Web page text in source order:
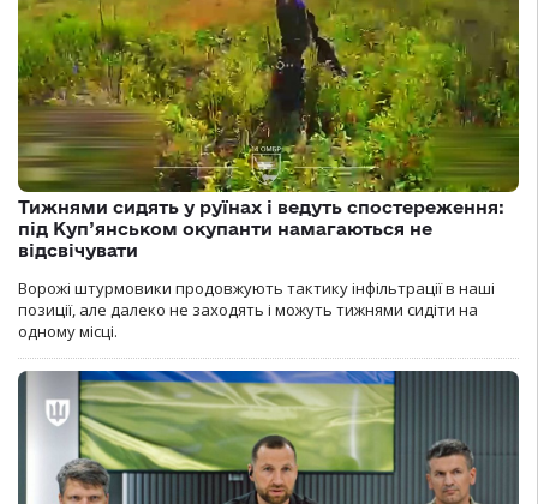
Тижнями сидять у руїнах і ведуть спостереження:
під Куп’янськом окупанти намагаються не
відсвічувати
Ворожі штурмовики продовжують тактику інфільтрації в наші
позиції, але далеко не заходять і можуть тижнями сидіти на
одному місці.